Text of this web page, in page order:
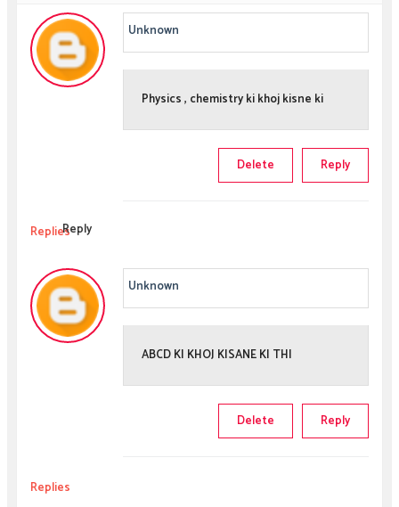
Unknown
Physics , chemistry ki khoj kisne ki
Reply
Delete
RepliesReply
Unknown
ABCD KI KHOJ KISANE KI THI
Reply
Delete
Replies